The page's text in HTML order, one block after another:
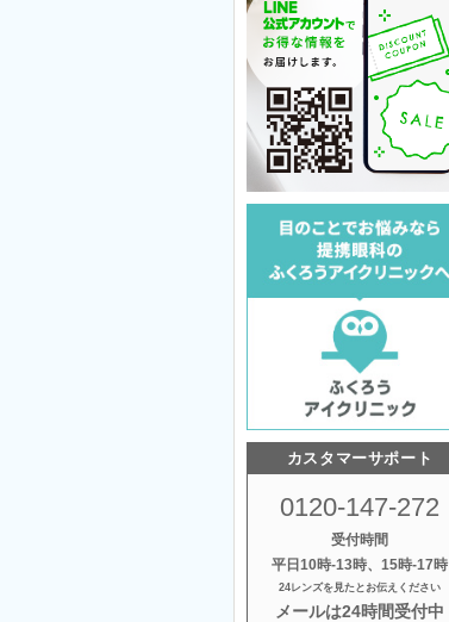
カスタマーサポート
0120-147-272
受付時間
平日10時‐13時、15時‐17時
24レンズを見たとお伝えください
メールは24時間受付中